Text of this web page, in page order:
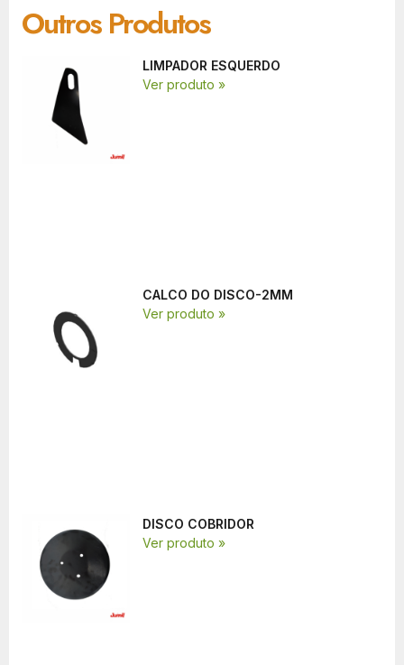
Outros Produtos
LIMPADOR ESQUERDO
Ver produto »
CALCO DO DISCO-2MM
Ver produto »
DISCO COBRIDOR
Ver produto »